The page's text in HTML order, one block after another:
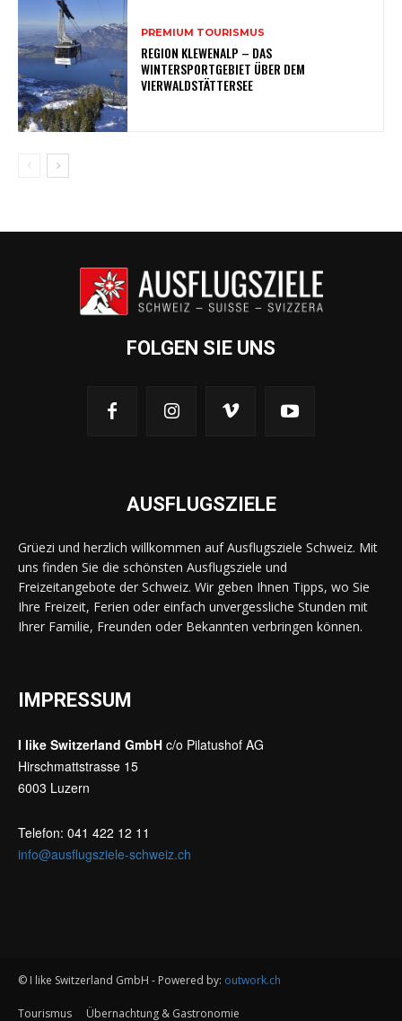
PREMIUM TOURISMUS
REGION KLEWENALP – DAS
WINTERSPORTGEBIET ÜBER DEM
VIERWALDSTÄTTERSEE
FOLGEN SIE UNS
AUSFLUGSZIELE
Grüezi und herzlich willkommen auf Ausflugsziele Schweiz. Mit
uns finden Sie die schönsten Ausflugsziele und
Freizeitangebote der Schweiz. Wir geben Ihnen Tipps, wo Sie
Ihre Freizeit, Ferien oder einfach unvergessliche Stunden mit
Ihrer Familie, Freunden oder Bekannten verbringen können.
IMPRESSUM
I like Switzerland GmbH c/o Pilatushof AG
Hirschmattstrasse 15
6003 Luzern
Telefon: 041 422 12 11
info@ausflugsziele-schweiz.ch
© I like Switzerland GmbH - Powered by: outwork.ch
Tourismus Übernachtung & Gastronomie